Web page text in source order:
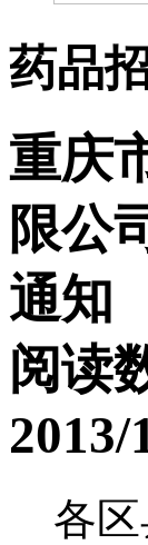
药品
重庆
限公
通知
阅读
2013/
各区